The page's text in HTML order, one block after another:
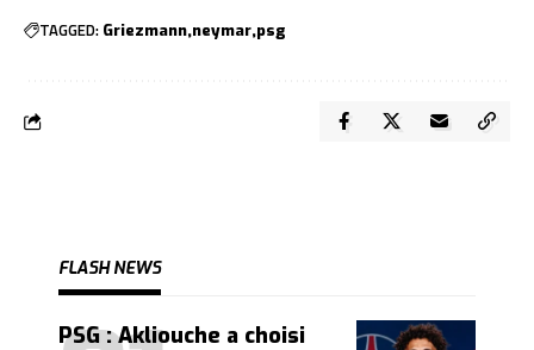
TAGGED: Griezmann neymar psg
FLASH NEWS
PSG : Akliouche a choisi